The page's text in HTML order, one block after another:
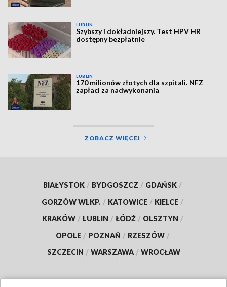
LUBLIN
Szybszy i dokładniejszy. Test HPV HR
dostępny bezpłatnie
LUBLIN
170 milionów złotych dla szpitali. NFZ
zapłaci za nadwykonania
ZOBACZ WIĘCEJ
BIAŁYSTOK / BYDGOSZCZ / GDAŃSK /
GORZÓW WLKP. / KATOWICE / KIELCE /
KRAKÓW / LUBLIN / ŁÓDŹ / OLSZTYN /
OPOLE / POZNAŃ / RZESZÓW /
SZCZECIN / WARSZAWA / WROCŁAW